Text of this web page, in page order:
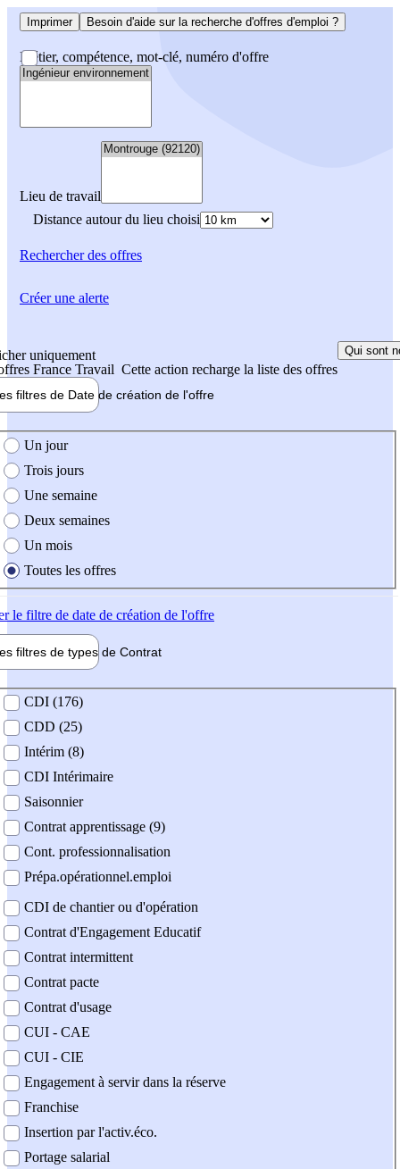
Imprimer Besoin d'aide sur la recherche d'offres d'emploi ?
Métier, compétence, mot-clé, numéro d'offre
Lieu de travail
Distance autour du lieu choisi
Rechercherdes offres
uniquement
France Travail Cette action recharge la liste des offres
Qui sont
filtres de Date de création de l'offre
création de l'offre
Un jour
Trois jours
Une semaine
Deux semaines
Un mois
Toutes les offres
le filtre de date de création de l'offre
filtres de types de Contrat
contrat
CDI (176)
CDD (25)
Intérim (8)
CDI Intérimaire
Saisonnier
Contrat apprentissage (9)
Cont. professionnalisation
Prépa.opérationnel.emploi
CDI de chantier ou d'opération
Contrat d'Engagement Educatif
Contrat intermittent
Contrat pacte
Contrat d'usage
CUI - CAE
CUI - CIE
Engagement à servir dans la réserve
Franchise
Insertion par l'activ.éco.
Portage salarial
Créer une alerte